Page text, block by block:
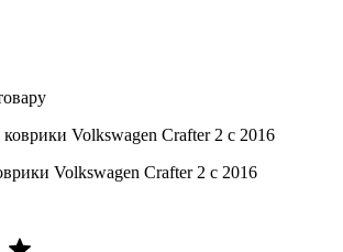
Volkswagen Crafter 2 с 2016